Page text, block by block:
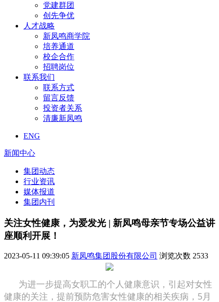
党建群团
创先争优
人才战略
新凤鸣商学院
培养通道
校企合作
招聘岗位
联系我们
联系方式
留言反馈
投资者关系
清廉新凤鸣
ENG
新闻中心
集团动态
行业资讯
媒体报道
集团内刊
关注女性健康，为爱发光 | 新凤鸣母亲节专场公益讲
座顺利开展！
2023-05-11 09:39:05 新凤鸣集团股份有限公司 浏览次数 2533
为进一步提高女职工的个人健康意识，引起对女性
健康的关注，提前预防危害女性健康的相关疾病，5月